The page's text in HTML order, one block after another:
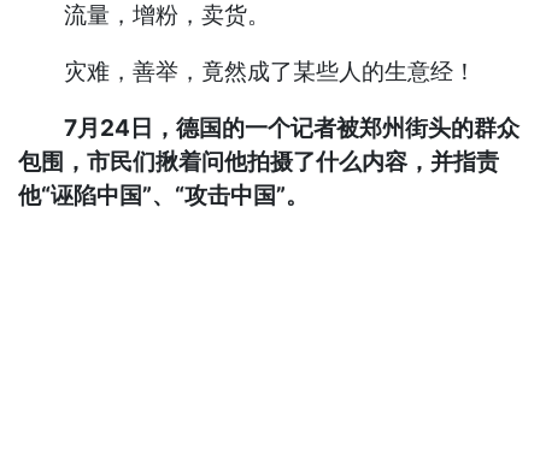
流量，增粉，卖货。
灾难，善举，竟然成了某些人的生意经！
7月24日，德国的一个记者被郑州街头的群众
包围，市民们揪着问他拍摄了什么内容，并指责
他“诬陷中国”、“攻击中国”。